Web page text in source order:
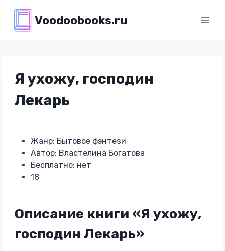
содержимому
Voodoobooks.ru
Я ухожу, господин
Лекарь
Жанр: Бытовое фэнтези
Автор: Властелина Богатова
Бесплатно: нет
18
Описание книги «Я ухожу,
господин Лекарь»